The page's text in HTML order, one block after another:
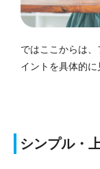
ではここからは
イントを具体的に
シンプル・